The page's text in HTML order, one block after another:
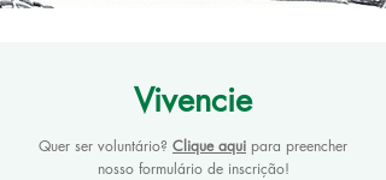
Vivencie
Quer ser voluntário? Clique aqui para preencher
nosso formulário de inscrição!